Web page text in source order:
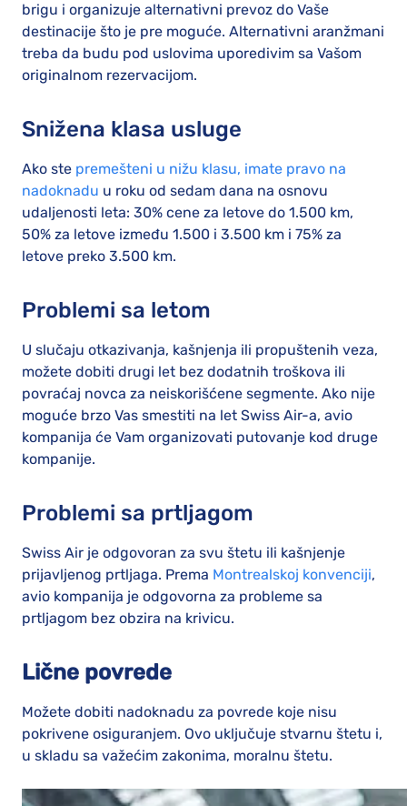
brigu i organizuje alternativni prevoz do Vaše
destinacije što je pre moguće. Alternativni aranžmani
treba da budu pod uslovima uporedivim sa Vašom
originalnom rezervacijom.
Snižena klasa usluge
Ako ste premešteni u nižu klasu, imate pravo na
nadoknadu u roku od sedam dana na osnovu
udaljenosti leta: 30% cene za letove do 1.500 km,
50% za letove između 1.500 i 3.500 km i 75% za
letove preko 3.500 km.
Problemi sa letom
U slučaju otkazivanja, kašnjenja ili propuštenih veza,
možete dobiti drugi let bez dodatnih troškova ili
povraćaj novca za neiskorišćene segmente. Ako nije
moguće brzo Vas smestiti na let Swiss Air-a, avio
kompanija će Vam organizovati putovanje kod druge
kompanije.
Problemi sa prtljagom
Swiss Air je odgovoran za svu štetu ili kašnjenje
prijavljenog prtljaga. Prema Montrealskoj konvenciji,
avio kompanija je odgovorna za probleme sa
prtljagom bez obzira na krivicu.
Lične povrede
Možete dobiti nadoknadu za povrede koje nisu
pokrivene osiguranjem. Ovo uključuje stvarnu štetu i,
u skladu sa važećim zakonima, moralnu štetu.